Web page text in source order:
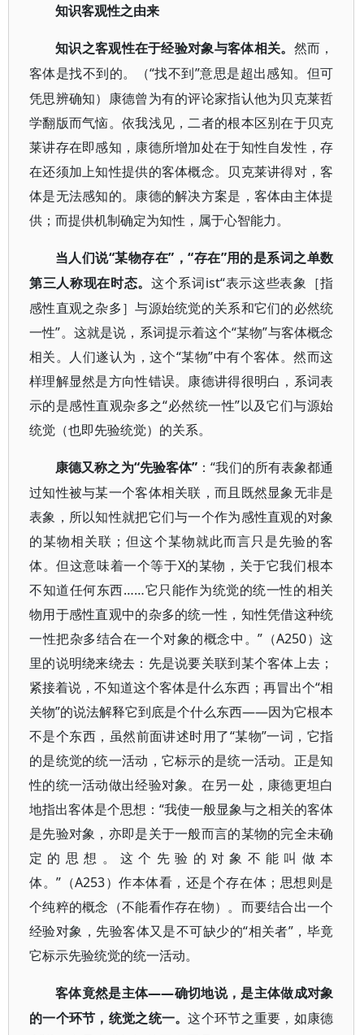
知识客观性之由来
知识之客观性在于经验对象与客体相关。 然而，
客体是找不到的。（“找不到”意思是超出感知。但可
凭思辨确知）康德曾为有的评论家指认他为贝克莱哲
学翻版而气恼。依我浅见，二者的根本区别在于贝克
莱讲存在即感知，康德所增加处在于知性自发性，存
在还须加上知性提供的客体概念。贝克莱讲得对，客
体是无法感知的。康德的解决方案是，客体由主体提
供；而提供机制确定为知性，属于心智能力。
当人们说“某物存在”，“存在”用的是系词之单数
第三人称现在时态。这个系词 ist“表示这些表象［指
感性直观之杂多］与源始统觉的关系和它们的必然统
一性”。这就是说，系词提示着这个“某物”与客体概念
相关。人们遂认为，这个“某物”中有个客体。然而这
样理解显然是方向性错误。康德讲得很明白，系词表
示的是感性直观杂多之“必然统一性”以及它们与源始
统觉（也即先验统觉）的关系。
康德又称之为“先验客体” ：“我们的所有表象都通
过知性被与某一个客体相关联，而且既然显象无非是
表象，所以知性就把它们与一个作为感性直观的对象
的某物相关联；但这个某物就此而言只是先验的客
体。但这意味着一个等于X的某物，关于它我们根本
不知道任何东西……它只能作为统觉的统一性的相关
物用于感性直观中的杂多的统一性，知性凭借这种统
一性把杂多结合在一个对象的概念中。”（A250）这
里的说明绕来绕去：先是说要关联到某个客体上去；
紧接着说，不知道这个客体是什么东西；再冒出个“相
关物”的说法解释它到底是个什么东西——因为它根本
不是个东西，虽然前面讲述时用了“某物”一词，它指
的是统觉的统一活动，它标示的是统一活动。正是知
性的统一活动做出经验对象。在另一处，康德更坦白
地指出客体是个思想：“我使一般显象与之相关的客体
是先验对象，亦即是关于一般而言的某物的完全未确
定的思想。这个先验的对象不能叫做本
体。”（A253）作本体看，还是个存在体；思想则是
个纯粹的概念（不能看作存在物）。而要结合出一个
经验对象，先验客体又是不可缺少的“相关者”，毕竟
它标示先验统觉的统一活动。
客体竟然是主体——确切地说，是主体做成对象
的一个环节，统觉之统一。这个环节之重要，如康德